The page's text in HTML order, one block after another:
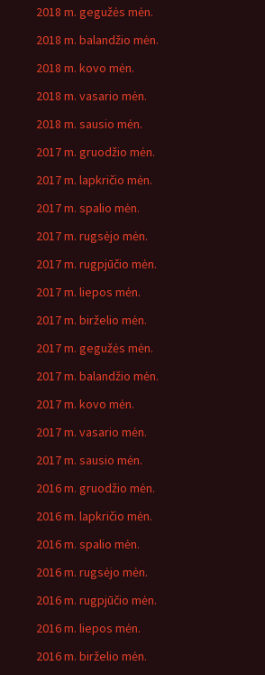
2018 m. gegužės mėn.
2018 m. balandžio mėn.
2018 m. kovo mėn.
2018 m. vasario mėn.
2018 m. sausio mėn.
2017 m. gruodžio mėn.
2017 m. lapkričio mėn.
2017 m. spalio mėn.
2017 m. rugsėjo mėn.
2017 m. rugpjūčio mėn.
2017 m. liepos mėn.
2017 m. birželio mėn.
2017 m. gegužės mėn.
2017 m. balandžio mėn.
2017 m. kovo mėn.
2017 m. vasario mėn.
2017 m. sausio mėn.
2016 m. gruodžio mėn.
2016 m. lapkričio mėn.
2016 m. spalio mėn.
2016 m. rugsėjo mėn.
2016 m. rugpjūčio mėn.
2016 m. liepos mėn.
2016 m. birželio mėn.